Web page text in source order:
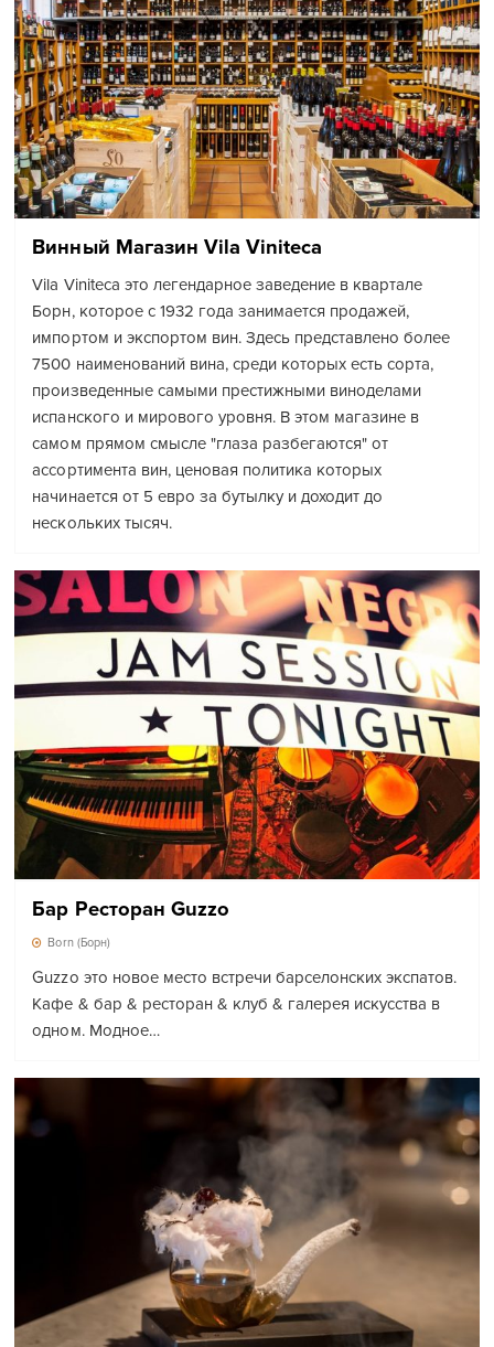
Винный Магазин Vila Viniteca
Vila Viniteca это легендарное заведение в квартале
Борн, которое с 1932 года занимается продажей,
импортом и экспортом вин. Здесь представлено более
7500 наименований вина, среди которых есть сорта,
произведенные самыми престижными виноделами
испанского и мирового уровня. В этом магазине в
самом прямом смысле "глаза разбегаются" от
ассортимента вин, ценовая политика которых
начинается от 5 евро за бутылку и доходит до
нескольких тысяч.
Бар Ресторан Guzzo
Born (Борн)
Guzzo это новое место встречи барселонских экспатов.
Кафе & бар & ресторан & клуб & галерея искусства в
одном. Модное…